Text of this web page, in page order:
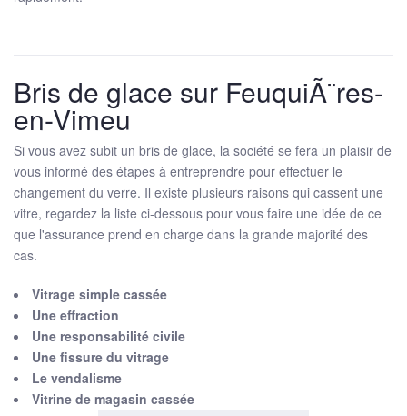
Bris de glace sur FeuquiÃ¨res-
en-Vimeu
Si vous avez subit un bris de glace, la société se fera un plaisir de
vous informé des étapes à entreprendre pour effectuer le
changement du verre. Il existe plusieurs raisons qui cassent une
vitre, regardez la liste ci-dessous pour vous faire une idée de ce
que l'assurance prend en charge dans la grande majorité des
cas.
Vitrage simple cassée
Une effraction
Une responsabilité civile
Une fissure du vitrage
Le vendalisme
Vitrine de magasin cassée